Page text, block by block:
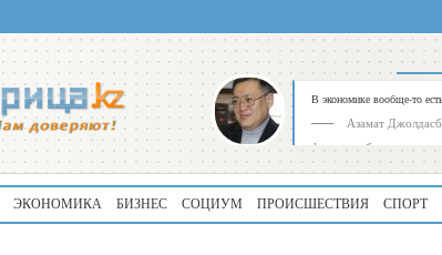
В экономике вообще-то
Азамат
фондовая биржа»
ЭКОНОМИКА БИЗНЕС СОЦИУМ ПРОИСШЕСТВИЯ СПОРТ